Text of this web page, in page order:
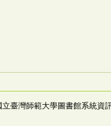
立臺灣師範大學圖書館系統資